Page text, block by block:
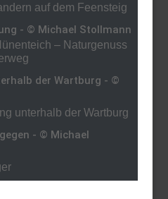
auf dem Feensteig
– Naturgenuss
unterhalb der Wartburg